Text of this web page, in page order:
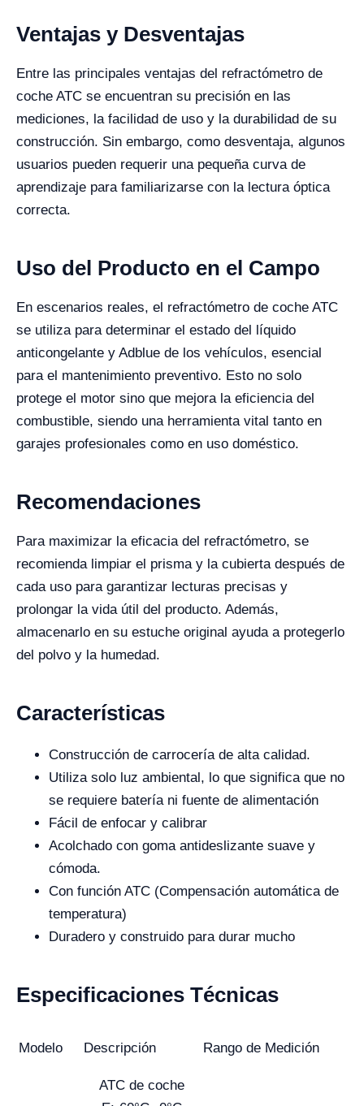
Ventajas y Desventajas
Entre las principales ventajas del refractómetro de
coche ATC se encuentran su precisión en las
mediciones, la facilidad de uso y la durabilidad de su
construcción. Sin embargo, como desventaja, algunos
usuarios pueden requerir una pequeña curva de
aprendizaje para familiarizarse con la lectura óptica
correcta.
Uso del Producto en el Campo
En escenarios reales, el refractómetro de coche ATC
se utiliza para determinar el estado del líquido
anticongelante y Adblue de los vehículos, esencial
para el mantenimiento preventivo. Esto no solo
protege el motor sino que mejora la eficiencia del
combustible, siendo una herramienta vital tanto en
garajes profesionales como en uso doméstico.
Recomendaciones
Para maximizar la eficacia del refractómetro, se
recomienda limpiar el prisma y la cubierta después de
cada uso para garantizar lecturas precisas y
prolongar la vida útil del producto. Además,
almacenarlo en su estuche original ayuda a protegerlo
del polvo y la humedad.
Características
Construcción de carrocería de alta calidad.
Utiliza solo luz ambiental, lo que significa que no
se requiere batería ni fuente de alimentación
Fácil de enfocar y calibrar
Acolchado con goma antideslizante suave y
cómoda.
Con función ATC (Compensación automática de
temperatura)
Duradero y construido para durar mucho
Especificaciones Técnicas
Modelo Descripción Rango de Medición
ATC de coche